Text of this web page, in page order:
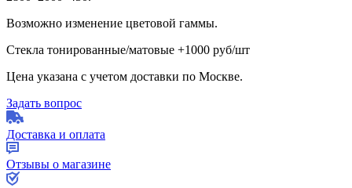
Возможно изменение цветовой гаммы.
Стекла тонированные/матовые +1000 руб/шт
Цена указана с учетом доставки по Москве.
Задать вопрос
Доставка и оплата
Отзывы о магазине